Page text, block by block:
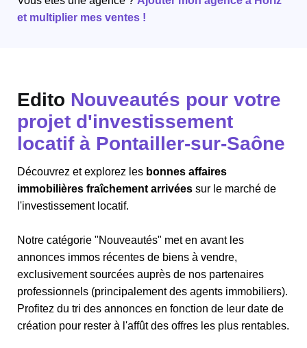
et multiplier mes ventes !
Edito Nouveautés pour votre
projet d'investissement
locatif à Pontailler-sur-Saône
Découvrez et explorez les bonnes affaires
immobilières fraîchement arrivées sur le marché de
l'investissement locatif.
Notre catégorie "Nouveautés" met en avant les
annonces immos récentes de biens à vendre,
exclusivement sourcées auprès de nos partenaires
professionnels (principalement des agents immobiliers).
Profitez du tri des annonces en fonction de leur date de
création pour rester à l'affût des offres les plus rentables.